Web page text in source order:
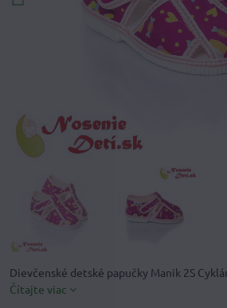
Dievčenské detské papučky Manik 2S
Čítajte viac